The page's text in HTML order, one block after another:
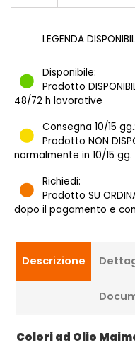
LEGENDA
Disponibile:
Prodotto
48/72 h lavorative
Consegna 10/15 gg.:
Prodotto NON
normalmente in 10/15
Richiedi:
Prodotto SU
dopo il pagamento e
Descrizione
Colori ad Olio